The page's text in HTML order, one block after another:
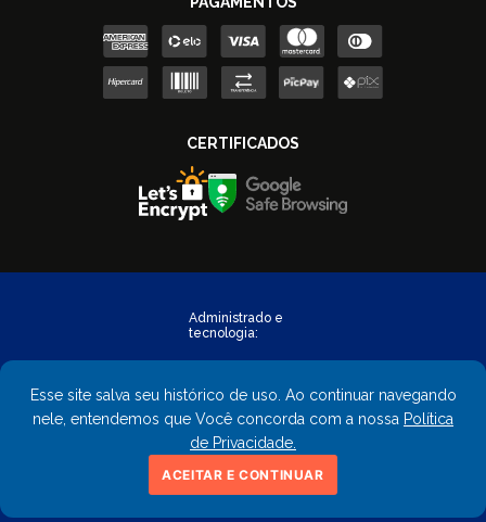
Esse site salva seu histórico de uso. Ao continuar navegando
nele, entendemos que Você concorda com a nossa Política
de Privacidade.
ACEITAR E CONTINUAR
Copyright © 2023 - FastObra. Todos os direitos reservados.
CNPJ: 02.559.428/0001-02